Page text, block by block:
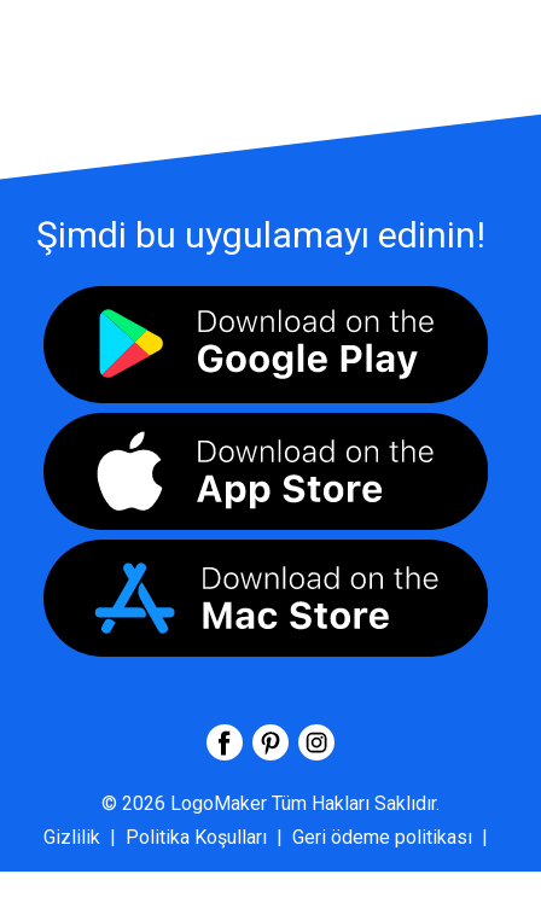
Şimdi bu uygulamayı edinin!
© 2026 LogoMaker Tüm Hakları Saklıdır.
Gizlilik | Politika Koşulları | Geri ödeme politikası |